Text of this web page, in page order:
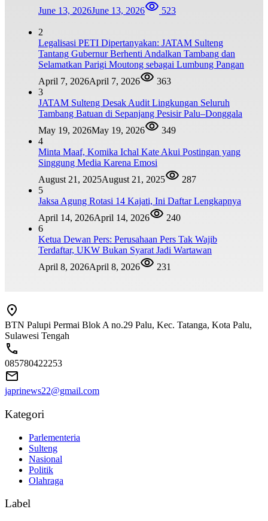
June 13, 2026June 13, 2026 523
2
Legalisasi PETI Dipertanyakan: JATAM Sulteng
Tantang Gubernur Berhenti Andalkan Tambang dan
Selamatkan Parigi Moutong sebagai Lumbung Pangan
April 7, 2026April 7, 2026
363
3
JATAM Sulteng Desak Audit Lingkungan Seluruh
Tambang Batuan di Sepanjang Pesisir Palu–Donggala
May 19, 2026May 19, 2026
349
4
Minta Maaf, Komika Ichal Kate Akui Postingan yang
Singgung Media Karena Emosi
August 21, 2025August 21, 2025
287
5
Jaksa Agung Rotasi 14 Kajati, Ini Daftar Lengkapnya
April 14, 2026April 14, 2026
240
6
Ketua Dewan Pers: Perusahaan Pers Tak Wajib
Terdaftar, UKW Bukan Syarat Jadi Wartawan
April 8, 2026April 8, 2026 231
BTN Palupi Permai Blok A no.29 Palu, Kec. Tatanga, Kota Palu,
Sulawesi Tengah
085780422253
japrinews22@gmail.com
Kategori
Parlementeria
Sulteng
Nasional
Politik
Olahraga
Label